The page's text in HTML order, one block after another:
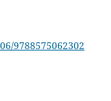
9788575062302